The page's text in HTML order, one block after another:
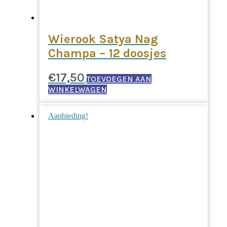
Wierook Satya Nag
Champa – 12 doosjes
€17,50 TOEVOEGEN AAN
WINKELWAGEN
Aanbieding!